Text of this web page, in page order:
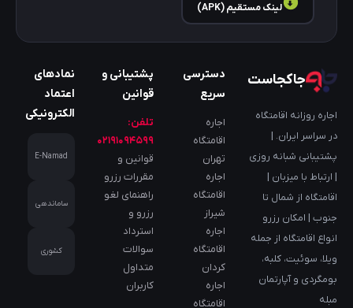
لینک مستقیم (APK)
جاکجاست
اجاره روزانه اقامتگاه
در سراسر ایران. |
پشتیبانی شبانه روزی
| ارتباط با میزبان |
اقامتگاه از شمال تا
جنوب | امکان رزرو
انواع اقامتگاه از جمله
ویلا، سوئیت، کلبه،
بومگردی و آپارتمان
مبله
دسترسی
سریع
اجاره
اقامتگاه
تهران
اجاره
اقامتگاه
شیراز
اجاره
اقامتگاه
کردان
اجاره
اقامتگاه
پشتیبانی و
قوانین
تلفن:
۰۲۱۹۱۰۹۴۵۹۹
قوانین و
مقررات رزرو
راهنمای لغو
رزرو و
استرداد
سوالات
متداول
کاربران
نمادهای
اعتماد
الکترونیکی
E-Namad
ساماندهی
کشوری